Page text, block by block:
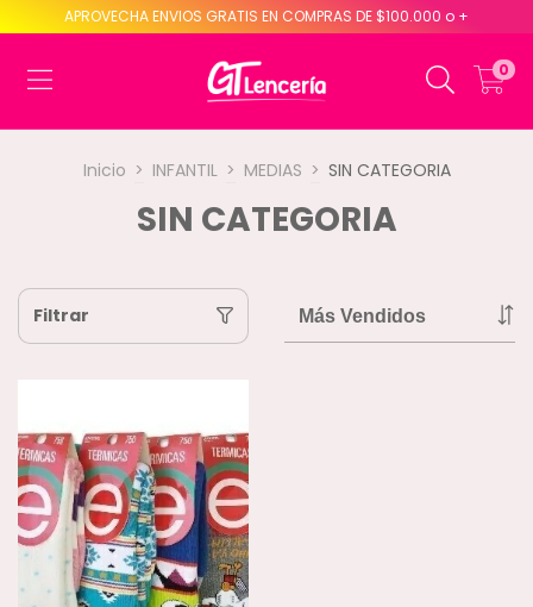
APROVECHA ENVIOS GRATIS EN COMPRAS DE $100.000 o +
0
Inicio > INFANTIL > MEDIAS > SIN CATEGORIA
SIN CATEGORIA
Filtrar